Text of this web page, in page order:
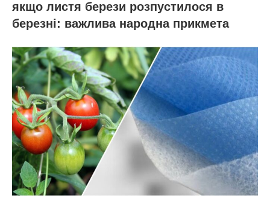
ЧИТАЙ ТАКОЖ:1 ложка на 10 літрів води – і
ведмедка повилітає як ошпарена: як
захистити врожай картоплі від шкідників
Нагадаємо,Вовчок, земляний рак,